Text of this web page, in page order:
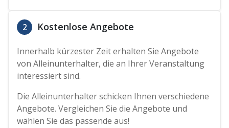
2 Kostenlose Angebote
Innerhalb kürzester Zeit erhalten Sie Angebote
von Alleinunterhalter, die an Ihrer Veranstaltung
interessiert sind.
Die Alleinunterhalter schicken Ihnen verschiedene
Angebote. Vergleichen Sie die Angebote und
wählen Sie das passende aus!